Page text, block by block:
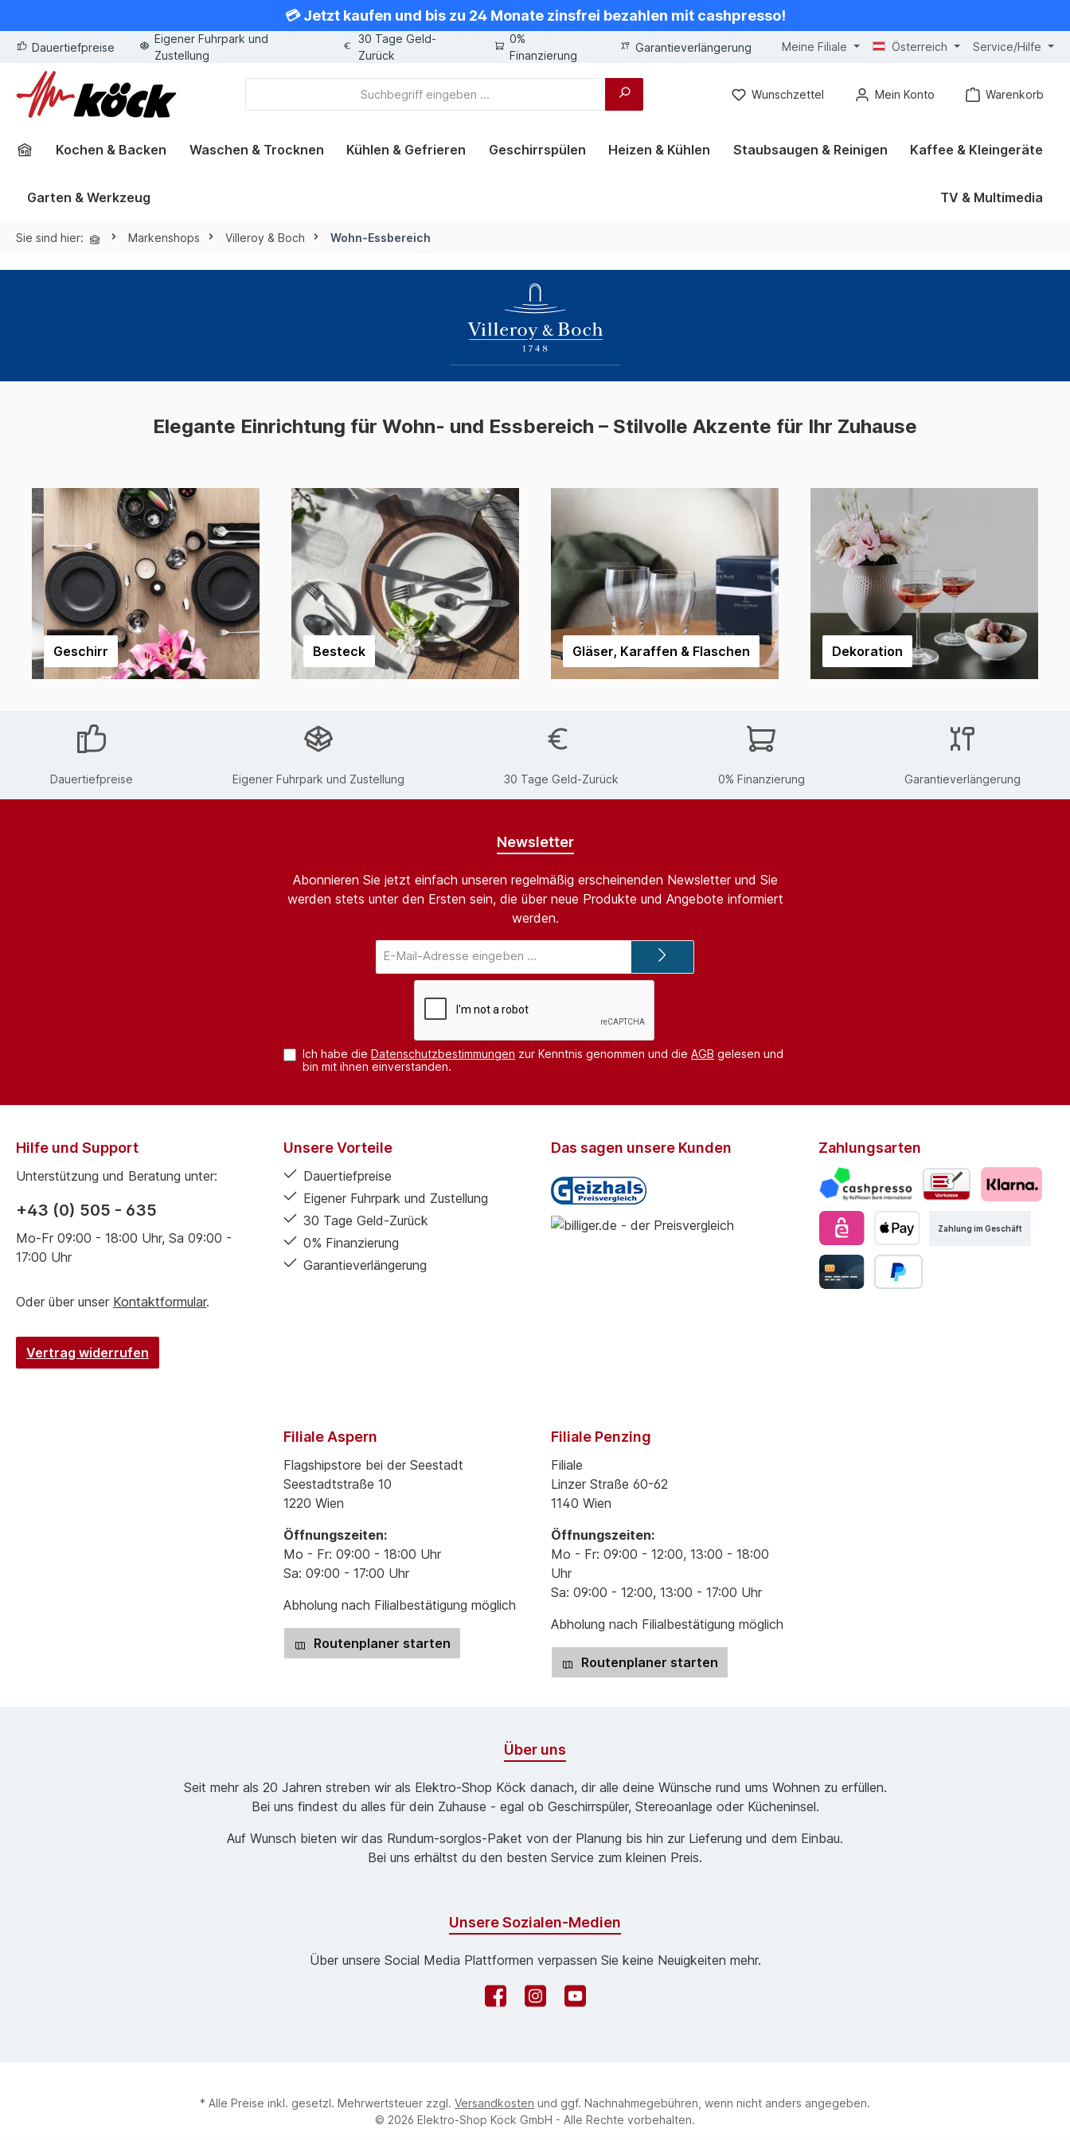
💳 Jetzt kaufen und bis zu 24 Monate zinsfrei bezahlen mit cashpresso!
Dauertiefpreise
Eigener Fuhrpark und
Zustellung
30 Tage Geld-
Zurück
0%
Finanzierung
Garantieverlängerung Meine Filiale Österreich Service/Hilfe
Wunschzettel Mein Konto Warenkorb
Kochen & Backen Waschen & Trocknen Kühlen & Gefrieren Geschirrspülen Heizen & Kühlen Staubsaugen & Reinigen Kaffee & Kleingeräte
Garten & Werkzeug TV & Multimedia
Sie sind hier: Markenshops Villeroy & Boch Wohn-Essbereich
Elegante Einrichtung für Wohn- und Essbereich – Stilvolle Akzente für Ihr Zuhause
Geschirr Besteck Gläser, Karaffen & Flaschen Dekoration
Dauertiefpreise Eigener Fuhrpark und Zustellung 30 Tage Geld-Zurück 0% Finanzierung Garantieverlängerung
Newsletter
Abonnieren Sie jetzt einfach unseren regelmäßig erscheinenden Newsletter und Sie
werden stets unter den Ersten sein, die über neue Produkte und Angebote informiert
werden.
Mail-
Adresse*
Ich habe die Datenschutzbestimmungen zur Kenntnis genommen und die AGB gelesen und
bin mit ihnen einverstanden.
Hilfe und Support
Unterstützung und Beratung unter:
+43 (0) 505 - 635
Mo-Fr 09:00 - 18:00 Uhr, Sa 09:00 -
17:00 Uhr
Oder über unser Kontaktformular.
Vertrag widerrufen
Unsere Vorteile
Dauertiefpreise
Eigener Fuhrpark und Zustellung
30 Tage Geld-Zurück
0% Finanzierung
Garantieverlängerung
Das sagen unsere Kunden Zahlungsarten
Zahlung im Geschäft
Filiale Aspern
Flagshipstore bei der Seestadt
Seestadtstraße 10
1220 Wien
Öffnungszeiten:
Mo - Fr: 09:00 - 18:00 Uhr
Sa: 09:00 - 17:00 Uhr
Abholung nach Filialbestätigung möglich
Routenplaner starten
Filiale Penzing
Filiale
Linzer Straße 60-62
1140 Wien
Öffnungszeiten:
Mo - Fr: 09:00 - 12:00, 13:00 - 18:00
Uhr
Sa: 09:00 - 12:00, 13:00 - 17:00 Uhr
Abholung nach Filialbestätigung möglich
Routenplaner starten
Über uns
Seit mehr als 20 Jahren streben wir als Elektro-Shop Köck danach, dir alle deine Wünsche rund ums Wohnen zu erfüllen.
Bei uns findest du alles für dein Zuhause - egal ob Geschirrspüler, Stereoanlage oder Kücheninsel.
Auf Wunsch bieten wir das Rund­um-sorg­los-Pa­ket von der Planung bis hin zur Lieferung und dem Einbau.
Bei uns erhältst du den besten Service zum kleinen Preis.
Unsere Sozialen-Medien
Über unsere Social Media Plattformen verpassen Sie keine Neuigkeiten mehr.
FacebookInstagramYouTube
* Alle Preise inkl. gesetzl. Mehrwertsteuer zzgl. Versandkosten und ggf. Nachnahmegebühren, wenn nicht anders angegeben.
© 2026 Elektro-Shop Köck GmbH - Alle Rechte vorbehalten.